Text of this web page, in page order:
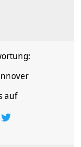
auf